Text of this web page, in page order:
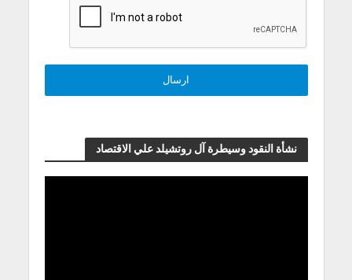
نشأة النقود وسيطرة آل روتشيلد علي الاقتصاد